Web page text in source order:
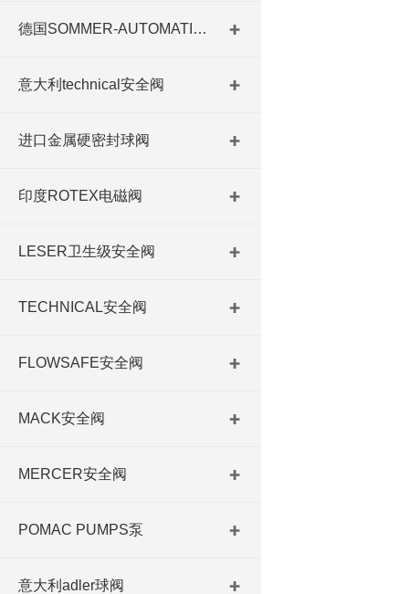
德国SOMMER-AUTOMATIC 平行抓手 德国夹盘 德国进口夹盘
意大利technical安全阀
进口金属硬密封球阀
印度ROTEX电磁阀
LESER卫生级安全阀
TECHNICAL安全阀
FLOWSAFE安全阀
MACK安全阀
MERCER安全阀
POMAC PUMPS泵
意大利adler球阀